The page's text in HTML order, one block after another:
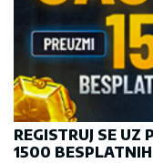
REGISTRUJ SE
1500